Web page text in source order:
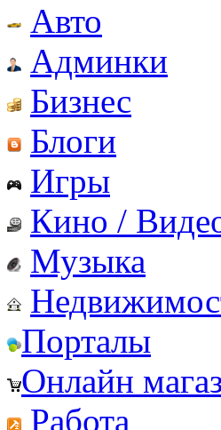
Авто
Админки
Бизнес
Блоги
Игры
Кино /
Музыка
Порталы
Онлайн
Работа